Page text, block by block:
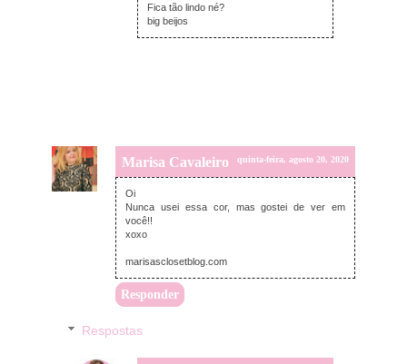
Fica tão lindo né?
big beijos
Marisa Cavaleiro quinta-feira, agosto 20, 2020
Oi
Nunca usei essa cor, mas gostei de ver em
você!!
xoxo
marisasclosetblog.com
Responder
Respostas